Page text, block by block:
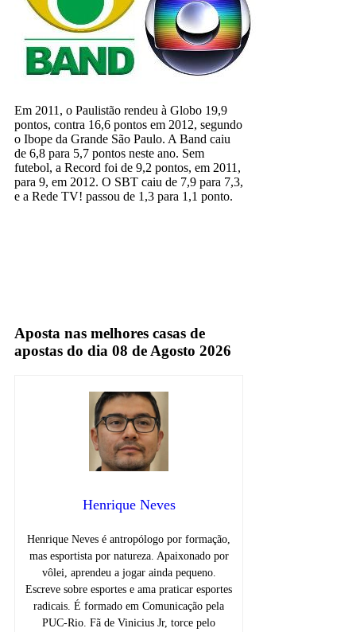
Em 2011, o Paulistão rendeu à Globo 19,9
pontos, contra 16,6 pontos em 2012, segundo
o Ibope da Grande São Paulo. A Band caiu
de 6,8 para 5,7 pontos neste ano. Sem
futebol, a Record foi de 9,2 pontos, em 2011,
para 9, em 2012. O SBT caiu de 7,9 para 7,3,
e a Rede TV! passou de 1,3 para 1,1 ponto.
Aposta nas melhores casas de
apostas do dia 08 de Agosto 2026
Henrique Neves
Henrique Neves é antropólogo por formação,
mas esportista por natureza. Apaixonado por
vôlei, aprendeu a jogar ainda pequeno.
Escreve sobre esportes e ama praticar esportes
radicais. É formado em Comunicação pela
PUC-Rio. Fã de Vinicius Jr, torce pelo